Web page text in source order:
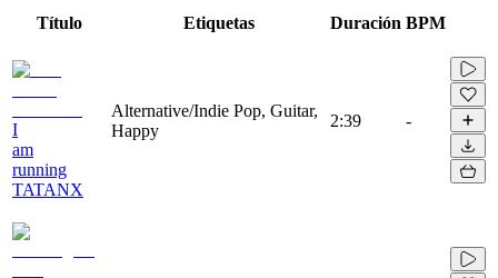
Título Etiquetas Duración BPM
I
am
running
TATANX
Alternative/Indie Pop, Guitar,
Happy
2:39 -